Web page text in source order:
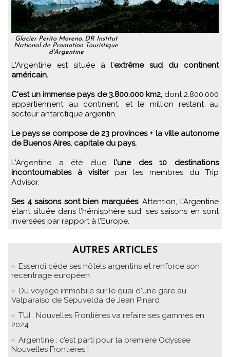
Glacier Perito Moreno. DR Institut
National de Promotion Touristique
d'Argentine
L'Argentine est située à l’extrême sud du continent
américain.
C'est un immense pays de 3.800.000 km2,dont 2.800.000
appartiennent au continent, et le million restant au
secteur antarctique argentin.
Le pays se compose de 23 provinces + la ville autonome
de Buenos Aires, capitale du pays.
L'Argentine a été éluel'une des 10 destinations
incontournables à visiterpar les membres du Trip
Advisor.
Ses 4 saisons sont bien marquées. Attention, l'Argentine
étant située dans l’hémisphère sud, ses saisons en sont
inversées par rapport à l’Europe.
AUTRES ARTICLES
Essendi cède ses hôtels argentins et renforce son
recentrage européen
Du voyage immobile sur le quai d'une gare au
Valparaiso de Sepuvelda de Jean Pinard
TUI : Nouvelles Frontières va refaire ses gammes en
2024
Argentine : c’est parti pour la première Odyssée
Nouvelles Frontières !